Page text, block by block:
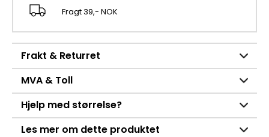
Fragt 39,- NOK
Frakt & Returret
MVA & Toll
Hjelp med størrelse?
Les mer om dette produktet